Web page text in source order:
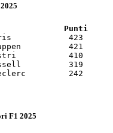
Punti
423
421
410
319
242
F1 2025